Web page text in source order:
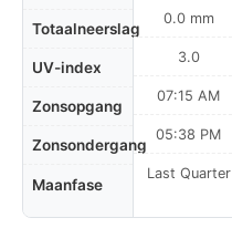
Totaalneerslag
UV-index
Zonsopgang
Zonsondergang
Maanfase
0.0 mm
3.0
07:15 AM
05:38 PM
Last Quarter